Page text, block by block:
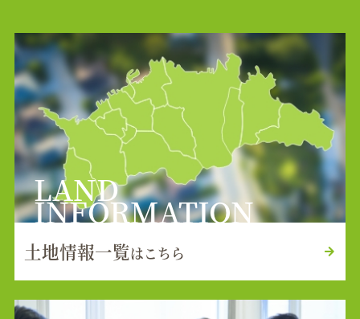
LAND
INFORMATION
土地情報一覧はこちら